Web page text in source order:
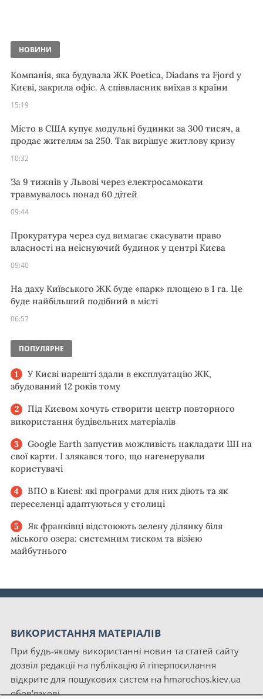
НОВИНИ
Компанія, яка будувала ЖК Poetica, Diadans та Fjord у
Києві, закрила офіс. А співвласник виїхав з країни
15:19
Місто в США купує модульні будинки за 300 тисяч, а
продає жителям за 250. Так вирішує житлову кризу
10:32
За 9 тижнів у Львові через електросамокати
травмувалось понад 60 дітей
09:44
Прокуратура через суд вимагає скасувати право
власності на неіснуючий будинок у центрі Києва
09:40
На даху Київського ЖК буде «парк» площею в 1 га. Це
буде найбільший подібний в місті
06:57
ПОПУЛЯРНЕ
У Києві нарешті здали в експлуатацію ЖК,
збудований 12 років тому
Під Києвом хочуть створити центр повторного
використання будівельних матеріалів
Google Earth запустив можливість накладати ШІ на
свої карти. І злякався того, що нагенерували
користувачі
ВПО в Києві: які програми для них діють та як
переселенці адаптуються у столиці
Як франківці відстоюють зелену ділянку біля
міського озера: системним тиском та візією
майбутнього
ВИКОРИСТАННЯ МАТЕРІАЛІВ
При будь-якому використанні новин та статей сайту
дозвіл редакції на публікацію й гіперпосилання
відкрите для пошукових систем на hmarochos.kiev.ua
обов'язкові.